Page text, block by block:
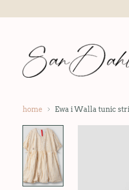
home Ewa i Walla tunic